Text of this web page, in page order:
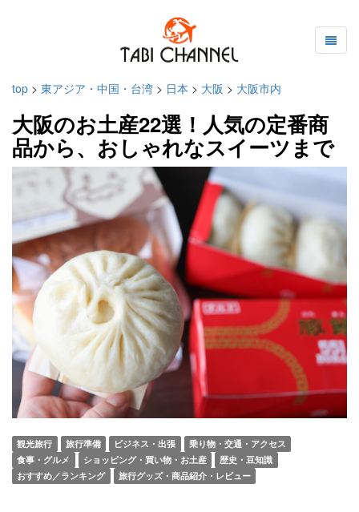
top > 東アジア・中国・台湾 > 日本 > 大阪 > 大阪市内
大阪のお土産22選！人気の定番商
品から、おしゃれなスイーツまで
観光旅行 旅行準備 ビジネス・出張
乗り物・交通・アクセス
食事・グルメ
ショッピング・買い物・お土産
歴史・豆知識
おすすめ／ランキング
旅行グッズ・商品紹介・レビュー